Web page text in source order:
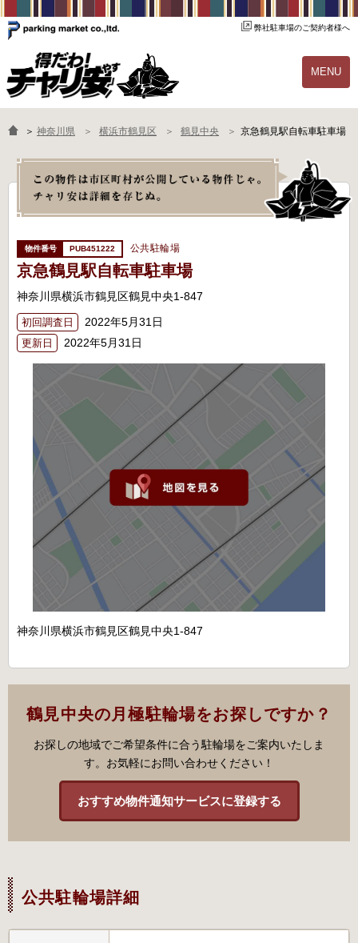
弊社駐車場のご契約者様へ
MENU
物件一覧 ご契約の流れ
よくあるご質問 駐輪場オーナー様へ
＞ 神奈川県 横浜市鶴見区 鶴見中央 京急鶴見駅自転車駐車場
PUB451222 公共駐輪場
京急鶴見駅自転車駐車場
神奈川県横浜市鶴見区鶴見中央1-847
初回調査日 2022年5月31日
更新日 2022年5月31日
神奈川県横浜市鶴見区鶴見中央1-847
鶴見中央の月極駐輪場をお探しですか？
お探しの地域でご希望条件に合う駐輪場をご案内いたしま
す。お気軽にお問い合わせください！
おすすめ物件通知サービスに登録する
公共駐輪場詳細